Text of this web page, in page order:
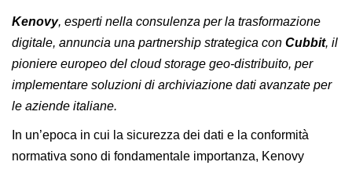
Kenovy, esperti nella consulenza per la trasformazione
digitale, annuncia una partnership strategica con Cubbit, il
pioniere europeo del cloud storage geo-distribuito, per
implementare soluzioni di archiviazione dati avanzate per
le aziende italiane.
In un’epoca in cui la sicurezza dei dati e la conformità
normativa sono di fondamentale importanza, Kenovy